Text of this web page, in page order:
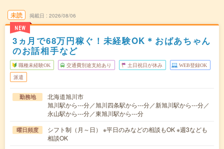
未読
NEW
掲載日 2026/08/06
3ヵ月で68万円稼ぐ！未経験OK＊おばあちゃん
のお話相手など
職種未経験OK 交通費別途支給あり 土日祝日が休み WEB登録OK
派遣
勤務地
北海道旭川市
旭川駅から---分／旭川四条駅から---分／新旭川駅から---分／
永山駅から---分／東旭川駅から---分
曜日頻度
シフト制（月～日） ※平日のみなどの相談もOK ※週3なども
相談OK